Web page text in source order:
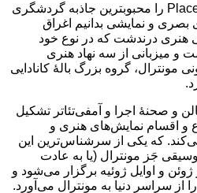
اگر پلاس دِز آرت یا Place des Arts را محبوبترین جاذبه گردشگری
بصری و نمایشی بدانیم اغراق
هنری درندشت که در نوع خود
و میزبانی از سه نهاد هنری
گروه بزرگ بالهٔ کانادایی
و صحنهٔ اجرا و آمفی‌تئاتر تشکیل
و اقسام نمایش‌های هنری و
که یکی از سرشناس‌ترین این
جَز مونترال (یا به عادت
و اوایل ژوئیه برگزار می‌شود و
سراسر دنیا به مونترال می‌آورد.